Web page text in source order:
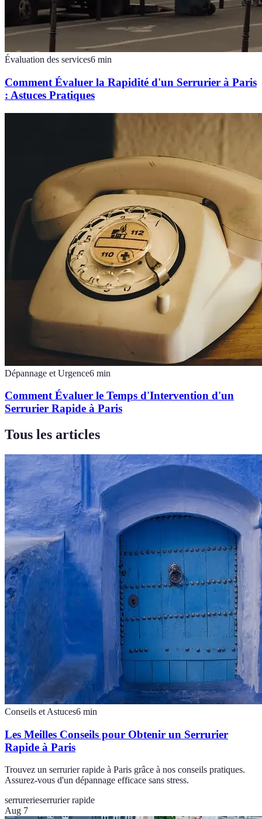
Évaluation des services6 min
Comment Évaluer la Rapidité d'un Serrurier à Paris
: Astuces Pratiques
Dépannage et Urgence6 min
Comment Évaluer le Temps d'Intervention d'un
Serrurier Rapide à Paris
Tous les articles
Conseils et Astuces6 min
Les Meilles Conseils pour Obtenir un Serrurier
Rapide à Paris
Trouvez un serrurier rapide à Paris grâce à nos conseils pratiques.
Assurez-vous d'un dépannage efficace sans stress.
serrurerieserrurier rapide
Aug 7